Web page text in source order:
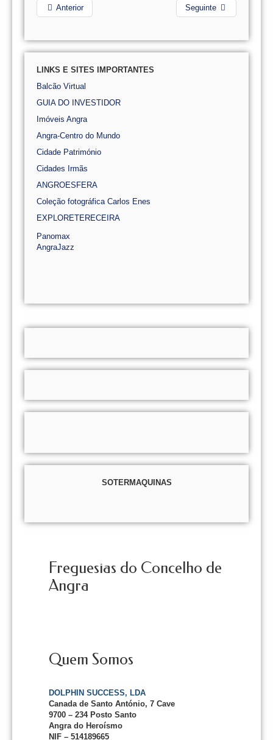
Anterior Seguinte
LINKS E SITES IMPORTANTES
Balcão Virtual
GUIA DO INVESTIDOR
Imóveis Angra
Angra-Centro do Mundo
Cidade Património
Cidades Irmãs
ANGROESFERA
Coleção fotográfica Carlos Enes
EXPLORETERECEIRA
Panomax
AngraJazz
SOTERMAQUINAS
Freguesias do Concelho de
Angra
Quem Somos
DOLPHIN SUCCESS, LDA
Canada de Santo António, 7 Cave
9700 – 234 Posto Santo
Angra do Heroísmo
NIF – 514189665